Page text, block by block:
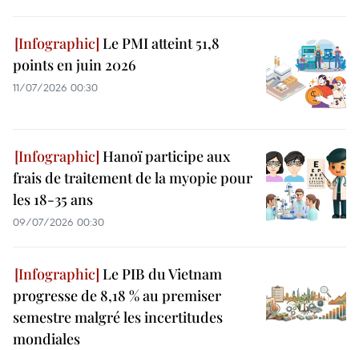
Le PMI atteint 51,8
points en juin 2026
11/07/2026 00:30
Hanoï participe aux
frais de traitement de la myopie pour
les 18-35 ans
09/07/2026 00:30
Le PIB du Vietnam
progresse de 8,18 % au premiser
semestre malgré les incertitudes
mondiales